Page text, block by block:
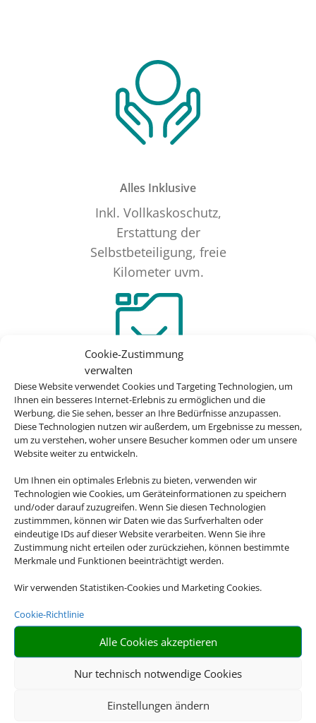
Cookie-Zustimmung
verwalten
Diese Website verwendet Cookies und Targeting Technologien, um
Ihnen ein besseres Internet-Erlebnis zu ermöglichen und die
Werbung, die Sie sehen, besser an Ihre Bedürfnisse anzupassen.
Diese Technologien nutzen wir außerdem, um Ergebnisse zu messen,
um zu verstehen, woher unsere Besucher kommen oder um unsere
Website weiter zu entwickeln.
Um Ihnen ein optimales Erlebnis zu bieten, verwenden wir
Technologien wie Cookies, um Geräteinformationen zu speichern
und/oder darauf zuzugreifen. Wenn Sie diesen Technologien
zustimmmen, können wir Daten wie das Surfverhalten oder
eindeutige IDs auf dieser Website verarbeiten. Wenn Sie ihre
Zustimmung nicht erteilen oder zurückziehen, können bestimmte
Merkmale und Funktionen beeinträchtigt werden.
Wir verwenden Statistiken-Cookies und Marketing Cookies.
Cookie-Richtlinie
Alle Cookies akzeptieren
Nur technisch notwendige Cookies
Einstellungen ändern
Alles Inklusive
Inkl. Vollkaskoschutz,
Erstattung der
Selbstbeteiligung, freie
Kilometer uvm.
Faire Tankregelung
Immer inkludiert:
Übernahme“.
Keine versteckten
Kosten
Dank umfangreichem
transparenten